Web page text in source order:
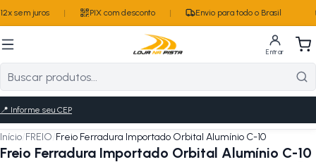
sem juros PIX com desconto Envio para todo o Brasil
Entrar
📍 Informe seu CEP
Início/FREIO/Freio Ferradura Importado Orbital Alumínio C-10
Freio Ferradura Importado Orbital Alumínio C-10